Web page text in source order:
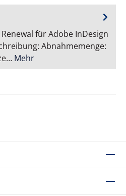
für Adobe InDesign
Abnahmemenge:
Mehr